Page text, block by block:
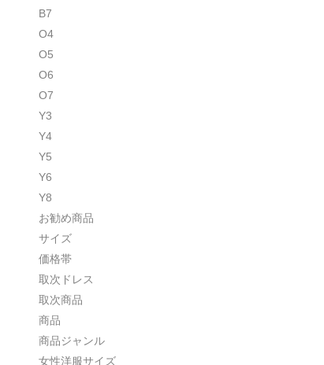
B7
O4
O5
O6
O7
Y3
Y4
Y5
Y6
Y8
お勧め商品
サイズ
価格帯
取次ドレス
取次商品
商品
商品ジャンル
女性洋服サイズ